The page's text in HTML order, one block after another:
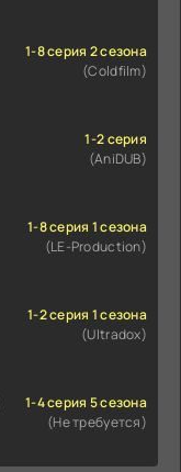
1-8 серия 2 сезона
(Coldfilm)
1-2 серия
(AniDUB)
1-8 серия 1 сезона
(LE-Production)
1-2 серия 1 сезона
(Ultradox)
1-4 серия 5 сезона
(Не требуется)